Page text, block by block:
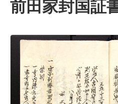
前田家封国証